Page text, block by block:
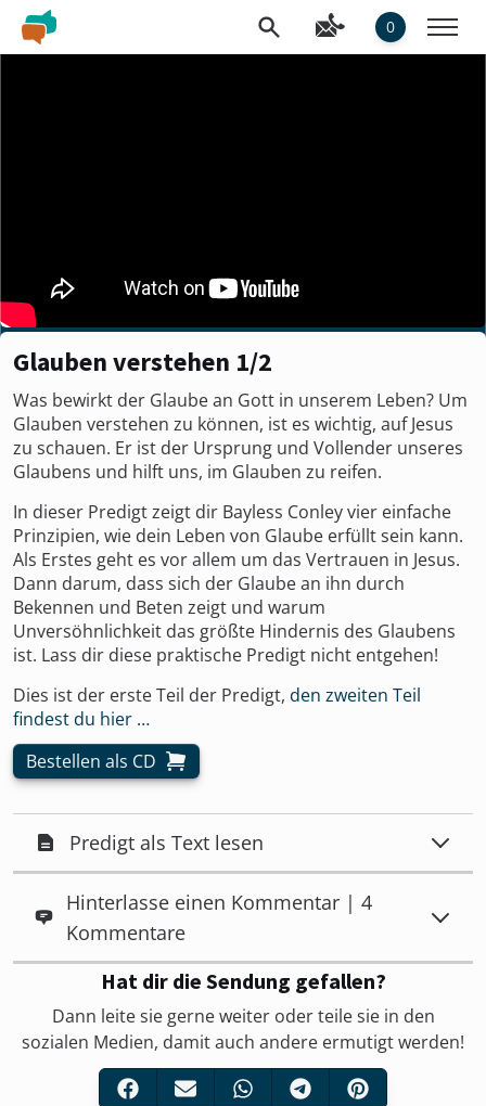
0
Glauben verstehen 1/2
Was bewirkt der Glaube an Gott in unserem Leben? Um
Glauben verstehen zu können, ist es wichtig, auf Jesus
zu schauen. Er ist der Ursprung und Vollender unseres
Glaubens und hilft uns, im Glauben zu reifen.
In dieser Predigt zeigt dir Bayless Conley vier einfache
Prinzipien, wie dein Leben von Glaube erfüllt sein kann.
Als Erstes geht es vor allem um das Vertrauen in Jesus.
Dann darum, dass sich der Glaube an ihn durch
Bekennen und Beten zeigt und warum
Unversöhnlichkeit das größte Hindernis des Glaubens
ist. Lass dir diese praktische Predigt nicht entgehen!
Dies ist der erste Teil der Predigt, den zweiten Teil
findest du hier …
Bestellen als CD
Predigt als Text lesen
Hinterlasse einen Kommentar | 4
Kommentare
Hat dir die Sendung gefallen?
Dann leite sie gerne weiter oder teile sie in den
sozialen Medien, damit auch andere ermutigt werden!